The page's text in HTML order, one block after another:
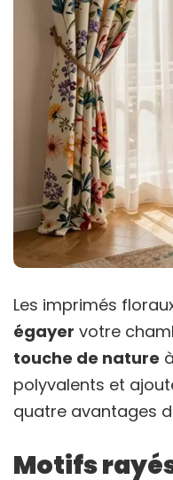
Les imprimés
égayer votre
touche de nature
polyvalents et
quatre avantages
Motifs